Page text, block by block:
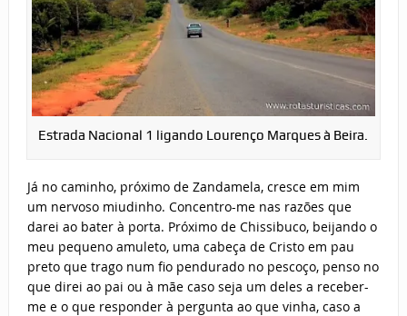
Estrada Nacional 1 ligando Lourenço Marques à Beira.
Já no caminho, próximo de Zandamela, cresce em mim
um nervoso miudinho. Concentro-me nas razões que
darei ao bater à porta. Próximo de Chissibuco, beijando o
meu pequeno amuleto, uma cabeça de Cristo em pau
preto que trago num fio pendurado no pescoço, penso no
que direi ao pai ou à mãe caso seja um deles a receber-
me e o que responder à pergunta ao que vinha, caso a